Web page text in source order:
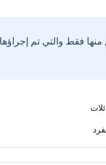
فقط والتي تم